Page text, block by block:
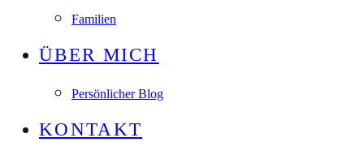
Familien
ÜBER MICH
Persönlicher Blog
KONTAKT